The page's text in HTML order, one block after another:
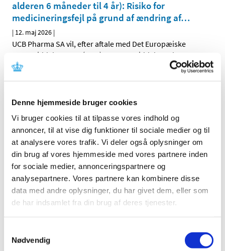
Denne hjemmeside bruger cookies
Vi bruger cookies til at tilpasse vores indhold og
annoncer, til at vise dig funktioner til sociale medier og til
at analysere vores trafik. Vi deler også oplysninger om
din brug af vores hjemmeside med vores partnere inden
for sociale medier, annonceringspartnere og
analysepartnere. Vores partnere kan kombinere disse
data med andre oplysninger, du har givet dem, eller som
de har indsamlet fra din brug af deres tjenester.
Nødvendig
alderen 6 måneder til 4 år): Risiko for
medicineringsfejl på grund af ændring af…
| 12. maj 2026 |
UCB Pharma SA vil, efter aftale med Det Europæiske
Lægemiddelagentur (EMA) og Lægemiddelstyrelsen,
Ontozry (cenobamat) : Nye krav til
leverskade
|12. maj 2026|
Angelini Pharma S.p.A., vil efter aftale med Det
Europæiske Lægemiddelagentur (EMA) og…
Ændringer i tilskud til ibuprofen og naproxen i
flydende form
Opdatering den 7. maj 2026: Fremover er der tilskud til tre
smertestillende NSAID-lægemidler i flydende form,…
Operation Pangea XVIII: Global aktion imod